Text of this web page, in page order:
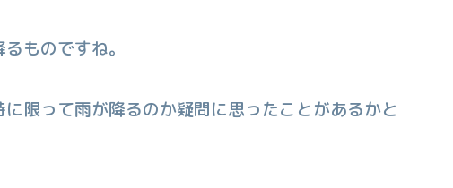
ものですね。
限って雨が降るのか疑問に思ったことがあるかと